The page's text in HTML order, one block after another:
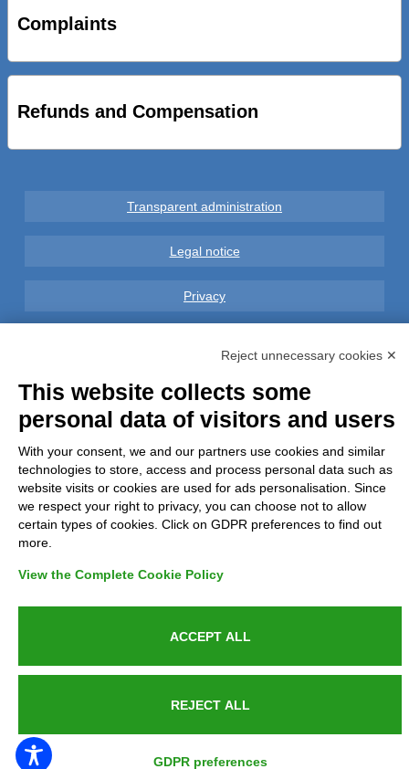
PUBLIC SERVICE ANNOUNCEMENT
AL VIA SERVIZIO DI BIKE SHARING A POTENZA CON
VAIMOO PER UTENTI FAL SCONTI SULL’UTILIZZO DELLE
Complaints
Refunds and Compensation
Transparent administration
Legal notice
Privacy
Complaints
Refunds and Indemnities
Contacts
Azienda certificata UNI EN ISO 9001:2015
P.IVA 05538100727 - C.so Italia n.8 70123, BARI
Reject unnecessary cookies ✕
This website collects some
personal data of visitors and users
With your consent, we and our partners use cookies and similar
technologies to store, access and process personal data such as
website visits or cookies are used for ads personalisation. Since
we respect your right to privacy, you can choose not to allow
certain types of cookies. Click on GDPR preferences to find out
more.
View the Complete Cookie Policy
ACCEPT ALL
REJECT ALL
GDPR preferences